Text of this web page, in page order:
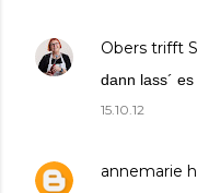
Obers trifft
dann lass´
15.10.12
annemarie